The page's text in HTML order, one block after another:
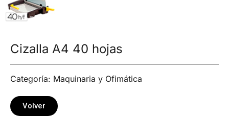
Cizalla A4 40 hojas
Categoría: Maquinaria y Ofimática
Volver